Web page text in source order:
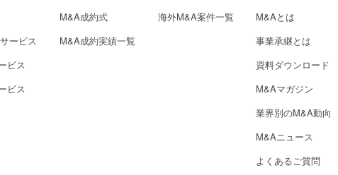
ービス
ビス
ビス
M&A成約式
M&A成約実績一覧
海外M&A案件一覧
M&Aとは
事業承継とは
資料ダウンロード
M&Aマガジン
業界別のM&A動向
M&Aニュース
よくあるご質問